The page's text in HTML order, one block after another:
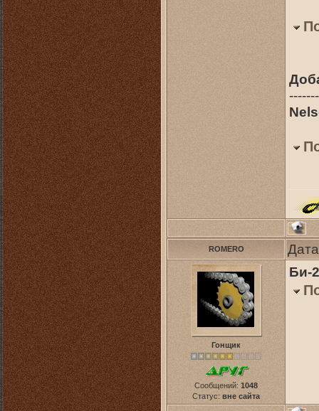
ROMERO
Гонщик
Сообщений: 1048
Статус: вне сайта
Би-